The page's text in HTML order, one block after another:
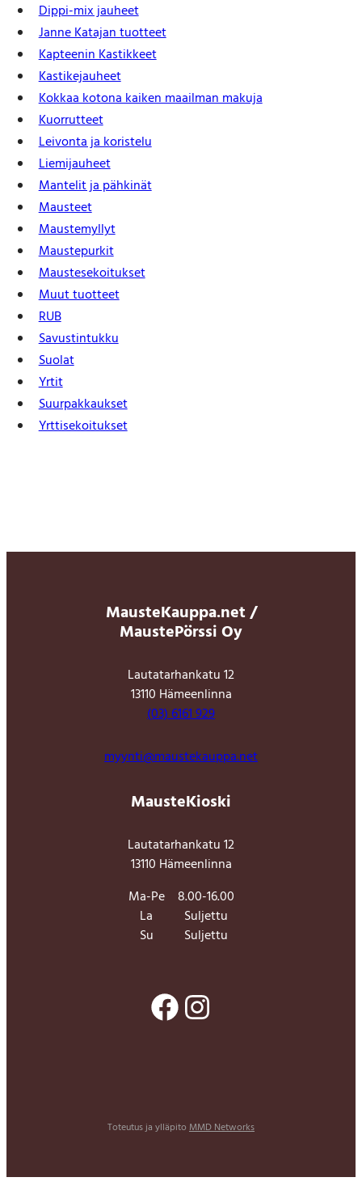
Dippi-mix jauheet
Janne Katajan tuotteet
Kapteenin Kastikkeet
Kastike­jauheet
Kokkaa kotona kaiken maailman makuja
Kuorrutteet
Leivonta ja koristelu
Liemijauheet
Mantelit ja pähkinät
Mausteet
Maustemyllyt
Maustepurkit
Mauste­sekoitukset
Muut tuotteet
RUB
Savustintukku
Suolat
Yrtit
Suur­pakkaukset
Yrtti­sekoitukset
MausteKauppa.net /
MaustePörssi Oy
Lautatarhankatu 12
13110 Hämeenlinna
(03) 6161 929
myynti@maustekauppa.net
MausteKioski
Lautatarhankatu 12
13110 Hämeenlinna
Ma-Pe
8.00-16.00
La
Suljettu
Su
Suljettu
Facebook Instagram
Toteutus ja ylläpito MMD Networks